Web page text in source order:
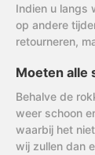
Indien u langs
op andere
retourneren,
Moeten alle
Behalve de
weer schoon
waarbij het
wij zullen dan